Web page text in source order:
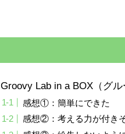
Groovy Lab in a BOX（グ
感想①：簡単にできた
感想②：考える力が付き